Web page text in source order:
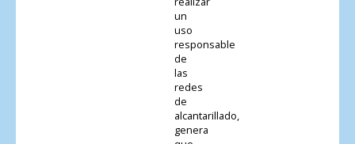
un
uso
responsable
de
las
redes
de
alcantarillado,
genera